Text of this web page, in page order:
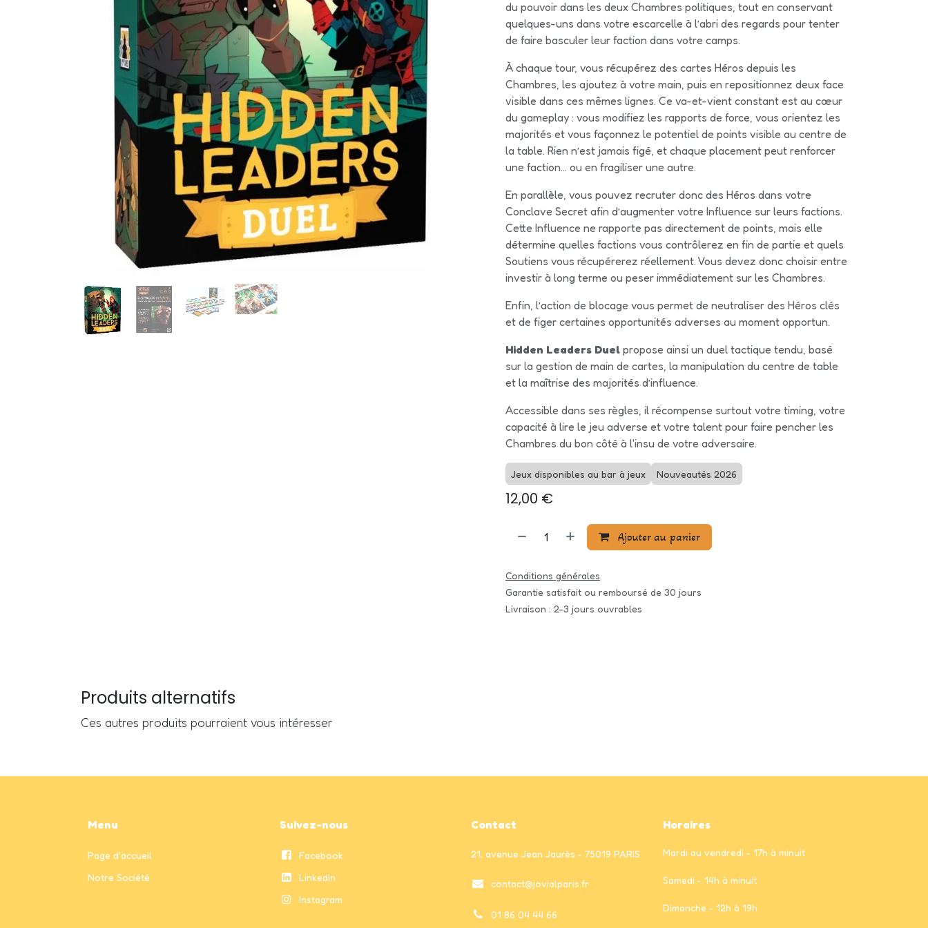
du pouvoir dans les deux Chambres politiques, tout en conservant
quelques-uns dans votre escarcelle à l’abri des regards pour tenter
de faire basculer leur faction dans votre camps.
À chaque tour, vous récupérez des cartes Héros depuis les
Chambres, les ajoutez à votre main, puis en repositionnez deux face
visible dans ces mêmes lignes. Ce va-et-vient constant est au cœur
du gameplay : vous modifiez les rapports de force, vous orientez les
majorités et vous façonnez le potentiel de points visible au centre de
la table. Rien n’est jamais figé, et chaque placement peut renforcer
une faction… ou en fragiliser une autre.
En parallèle, vous pouvez recruter donc des Héros dans votre
Conclave Secret afin d’augmenter votre Influence sur leurs factions.
Cette Influence ne rapporte pas directement de points, mais elle
détermine quelles factions vous contrôlerez en fin de partie et quels
Soutiens vous récupérerez réellement. Vous devez donc choisir entre
investir à long terme ou peser immédiatement sur les Chambres.
Enfin, l’action de blocage vous permet de neutraliser des Héros clés
et de figer certaines opportunités adverses au moment opportun.
Hidden Leaders Duel propose ainsi un duel tactique tendu, basé
sur la gestion de main de cartes, la manipulation du centre de table
et la maîtrise des majorités d’influence.
Accessible dans ses règles, il récompense surtout votre timing, votre
capacité à lire le jeu adverse et votre talent pour faire pencher les
Chambres du bon côté à l'insu de votre adversaire.
Jeux disponibles au bar à jeux Nouveautés 2026
12,00 €
Ajouter au panier
Conditions générales
Garantie satisfait ou remboursé de 30 jours
Livraison : 2-3 jours ouvrables
Produits alternatifs
Ces autres produits pourraient vous intéresser
Contact
21, avenue Jean Jaurès - 75019 PARIS
contact@jovialparis.fr
01 86 04 44 66
Horaires
Mardi au vendredi - 17h à minuit
Samedi - 14h à minuit
Dimanche - 12h à 19h
Menu
Page d'accueil
Notre Société
Suivez-nous
Facebook
LinkedIn
Instagram